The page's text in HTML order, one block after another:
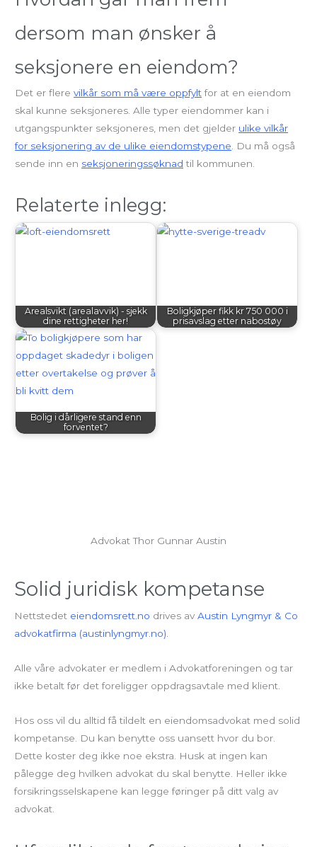
dersom man ønsker å
seksjonere en eiendom?
Det er flerevilkår som må være oppfyltfor at en eiendom
skal kunne seksjoneres. Alle typer eiendommer kan i
utgangspunkter seksjoneres, men det gjelder ulike vilkår
for seksjonering av de ulike eiendomstypene . Du må også
sende inn en seksjoneringssøknad til kommunen.
Relaterte inlegg:
Arealsvikt (arealavvik) - sjekk
dine rettigheter her!
Boligkjøper fikk kr 750 000 i
prisavslag etter nabostøy
Bolig i dårligere stand enn
forventet?
Advokat Thor Gunnar Austin
Solid juridisk kompetanse
Nettstedet eiendomsrett.no drives av Austin Lyngmyr & Co
advokatfirma (austinlyngmyr.no).
Alle våre advokater er medlem i Advokatforeningen og tar
ikke betalt før det foreligger oppdragsavtale med klient.
Hos oss vil du alltid få tildelt en eiendomsadvokat med solid
kompetanse. Du kan benytte oss uansett hvor du bor.
Dette koster deg ikke noe ekstra. Husk at ingen kan
pålegge deg hvilken advokat du skal benytte. Heller ikke
forsikringsselskapene kan legge føringer på ditt valg av
advokat.